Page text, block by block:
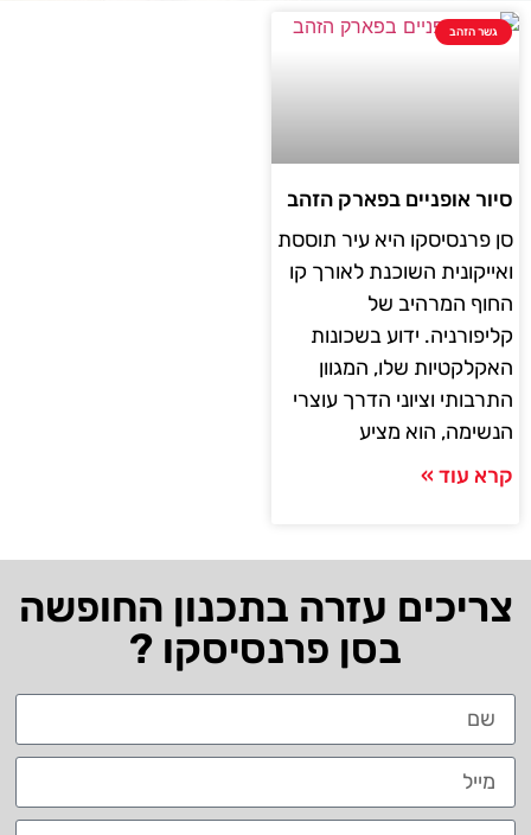
גשר הזהב
סיור אופניים בפארק הזהב
סן פרנסיסקו היא עיר תוססת
ואייקונית השוכנת לאורך קו
החוף המרהיב של
קליפורניה. ידוע בשכונות
האקלקטיות שלו, המגוון
התרבותי וציוני הדרך עוצרי
הנשימה, הוא מציע
קרא עוד »
צריכים עזרה בתכנון החופשה
בסן פרנסיסקו ?